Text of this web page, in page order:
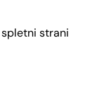
strani